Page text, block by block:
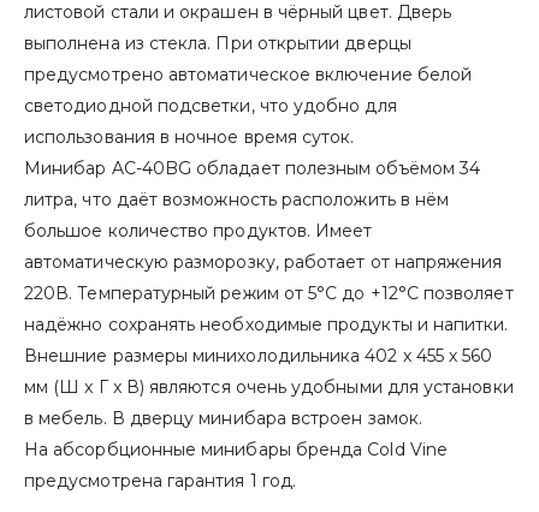
листовой стали и окрашен в чёрный цвет. Дверь
выполнена из стекла. При открытии дверцы
предусмотрено автоматическое включение белой
светодиодной подсветки, что удобно для
использования в ночное время суток.
Минибар AC-40BG обладает полезным объёмом 34
литра, что даёт возможность расположить в нём
большое количество продуктов. Имеет
автоматическую разморозку, работает от напряжения
220В. Температурный режим от 5°C до +12°C позволяет
надёжно сохранять необходимые продукты и напитки.
Внешние размеры минихолодильника 402 х 455 х 560
мм (Ш x Г x В) являются очень удобными для установки
в мебель. В дверцу минибара встроен замок.
На абсорбционные минибары бренда Cold Vine
предусмотрена гарантия 1 год.